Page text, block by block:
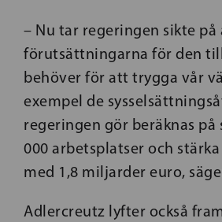
– Nu tar regeringen sikte på
förutsättningarna för den
behöver för att trygga vår
exempel de
regeringen gör beräknas på
000 arbetsplatser och
med 1,8 miljarder euro,
Adlercreutz lyfter också